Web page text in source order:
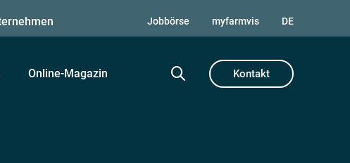
Jobbörse myfarmvis DE
Online-Magazin Kontakt